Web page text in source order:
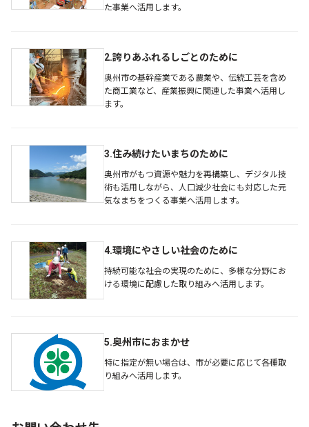
た事業へ活用します。
2.誇りあふれるしごとのために
奥州市の基幹産業である農業や、伝統工芸を含め
た商工業など、産業振興に関連した事業へ活用し
ます。
3.住み続けたいまちのために
奥州市がもつ資源や魅力を再構築し、デジタル技
術も活用しながら、人口減少社会にも対応した元
気なまちをつくる事業へ活用します。
4.環境にやさしい社会のために
持続可能な社会の実現のために、多様な分野にお
ける環境に配慮した取り組みへ活用します。
5.奥州市におまかせ
特に指定が無い場合は、市が必要に応じて各種取
り組みへ活用します。